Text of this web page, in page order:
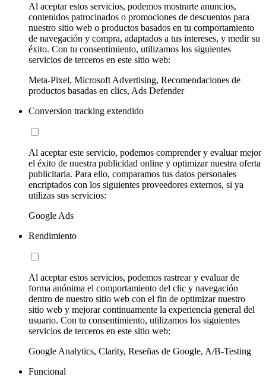
Al aceptar estos servicios, podemos mostrarte anuncios,
contenidos patrocinados o promociones de descuentos para
nuestro sitio web o productos basados en tu comportamiento
de navegación y compra, adaptados a tus intereses, y medir su
éxito. Con tu consentimiento, utilizamos los siguientes
servicios de terceros en este sitio web:
Meta-Pixel, Microsoft Advertising, Recomendaciones de
productos basadas en clics, Ads Defender
Conversion tracking extendido
Al aceptar este servicio, podemos comprender y evaluar mejor
el éxito de nuestra publicidad online y optimizar nuestra oferta
publicitaria. Para ello, comparamos tus datos personales
encriptados con los siguientes proveedores externos, si ya
utilizas sus servicios:
Google Ads
Rendimiento
Al aceptar estos servicios, podemos rastrear y evaluar de
forma anónima el comportamiento del clic y navegación
dentro de nuestro sitio web con el fin de optimizar nuestro
sitio web y mejorar continuamente la experiencia general del
usuario. Con tu consentimiento, utilizamos los siguientes
servicios de terceros en este sitio web:
Google Analytics, Clarity, Reseñas de Google, A/B-Testing
Funcional